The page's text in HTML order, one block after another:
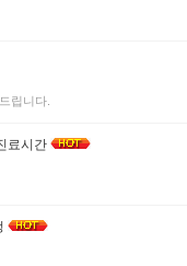
립니다.
료시간